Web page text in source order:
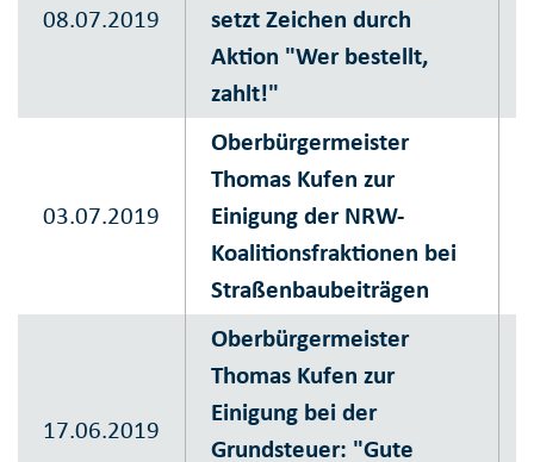
08.07.2019
setzt Zeichen durch
Aktion "Wer bestellt,
zahlt!"
03.07.2019
Oberbürgermeister
Thomas Kufen zur
Einigung der NRW-
Koalitionsfraktionen bei
Straßenbaubeiträgen
17.06.2019
Oberbürgermeister
Thomas Kufen zur
Einigung bei der
Grundsteuer: "Gute